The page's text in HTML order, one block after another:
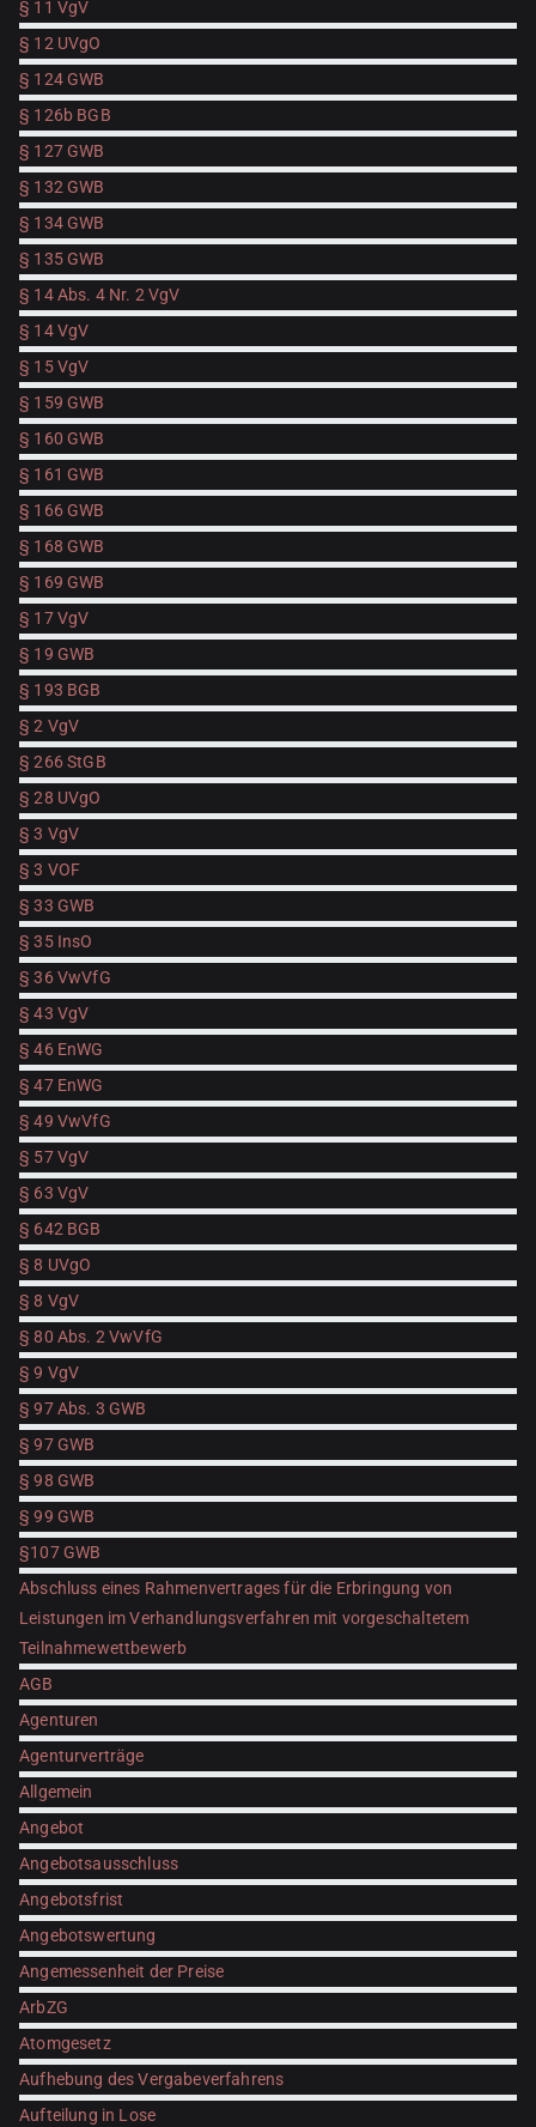
§ 11 VgV
§ 12 UVgO
§ 124 GWB
§ 126b BGB
§ 127 GWB
§ 132 GWB
§ 134 GWB
§ 135 GWB
§ 14 Abs. 4 Nr. 2 VgV
§ 14 VgV
§ 15 VgV
§ 159 GWB
§ 160 GWB
§ 161 GWB
§ 166 GWB
§ 168 GWB
§ 169 GWB
§ 17 VgV
§ 19 GWB
§ 193 BGB
§ 2 VgV
§ 266 StGB
§ 28 UVgO
§ 3 VgV
§ 3 VOF
§ 33 GWB
§ 35 InsO
§ 36 VwVfG
§ 43 VgV
§ 46 EnWG
§ 47 EnWG
§ 49 VwVfG
§ 57 VgV
§ 63 VgV
§ 642 BGB
§ 8 UVgO
§ 8 VgV
§ 80 Abs. 2 VwVfG
§ 9 VgV
§ 97 Abs. 3 GWB
§ 97 GWB
§ 98 GWB
§ 99 GWB
§107 GWB
Abschluss eines Rahmenvertrages für die Erbringung von
Leistungen im Verhandlungsverfahren mit vorgeschaltetem
Teilnahmewettbewerb
AGB
Agenturen
Agenturverträge
Allgemein
Angebot
Angebotsausschluss
Angebotsfrist
Angebotswertung
Angemessenheit der Preise
ArbZG
Atomgesetz
Aufhebung des Vergabeverfahrens
Aufteilung in Lose